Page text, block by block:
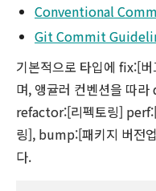
Conventional
Git Commit
기본적으로 타입에 fix:[
며, 앵귤러 컨벤션을 따
refactor:[리펙토링]
링], bump:[패키지 버전
다.